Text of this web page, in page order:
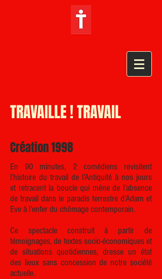
TRAVAILLE ! TRAVAIL
Création 1998
En 90 minutes, 2 comédiens revisitent
l’histoire du travail de l’Antiquité à nos jours
et retracent la boucle qui mène de l’absence
de travail dans le paradis terrestre d’Adam et
Eve à l’enfer du chômage contemporain.
Ce spectacle construit à partir de
témoignages, de textes socio-économiques et
de situations quotidiennes, dresse un état
des lieux sans concession de notre société
actuelle.